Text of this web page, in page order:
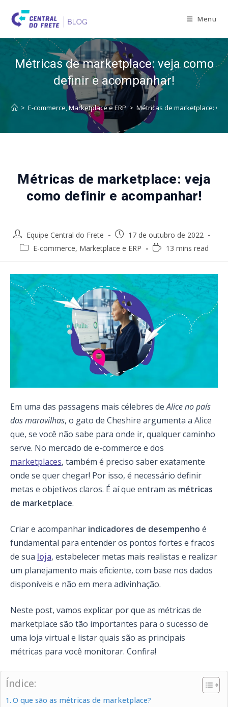
content
Menu
Métricas de marketplace: veja como
definir e acompanhar!
> E-commerce, Marketplace e ERP > Métricas de marketplace:
Métricas de marketplace: veja
como definir e acompanhar!
Post
author:
Equipe Central do Frete
Post
published:
17 de outubro de 2022
PostE-commerce, Marketplace e ERP
Reading13 mins read
Em uma das passagens mais célebres deAlice no país
das maravilhas, o gato de Cheshire argumenta a Alice
que, se você não sabe para onde ir, qualquer caminho
serve. No mercado de e-commerce e dos
marketplaces, também é preciso saber exatamente
onde se quer chegar! Por isso, é necessário definir
metas e objetivos claros. É aí que entram as métricas
de marketplace.
Criar e acompanhar indicadores de desempenho é
fundamental para entender os pontos fortes e fracos
de sua loja, estabelecer metas mais realistas e realizar
um planejamento mais eficiente, com base nos dados
disponíveis e não em mera adivinhação.
Neste post, vamos explicar por que as métricas de
marketplace são tão importantes para o sucesso de
uma loja virtual e listar quais são as principais
métricas para você monitorar. Confira!
Índice:
O que são as métricas de marketplace?